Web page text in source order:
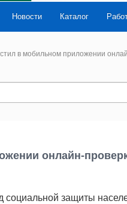
Новости Каталог
в мобильном приложении
онлайн-
социальной защиты